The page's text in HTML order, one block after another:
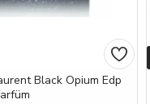
Black Opium Edp